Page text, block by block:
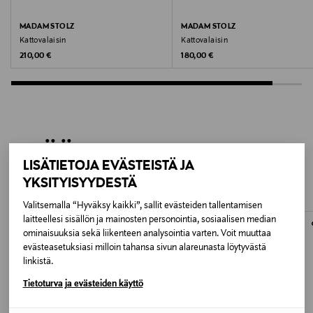
LISÄTIETOJA EVÄSTEISTÄ JA
YKSITYISYYDESTÄ
Valitsemalla “Hyväksy kaikki”, sallit evästeiden tallentamisen
laitteellesi sisällön ja mainosten personointia, sosiaalisen median
ominaisuuksia sekä liikenteen analysointia varten. Voit muuttaa
evästeasetuksiasi milloin tahansa sivun alareunasta löytyvästä
linkistä.
Tietoturva ja evästeiden käyttö
Avainsanat
valaisin, lamppu, rotinki, kattovalaisin, Boho sisustus
MADAM STOLZ
Kattovalaisin
Original Price
210,00 €
MADAM STOLZ
Kattovalaisin
Original Price
180,00 €
LISÄÄ KIINNOSTAVIA
TUOTTEITA
ONLINE EXCLUSIVE